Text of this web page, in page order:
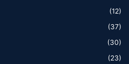
(12)
(37)
(30)
(23)